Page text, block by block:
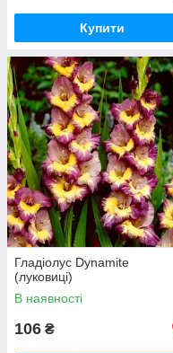
Купити
Гладіолус Dynamite
(луковиці)
В наявності
106 ₴